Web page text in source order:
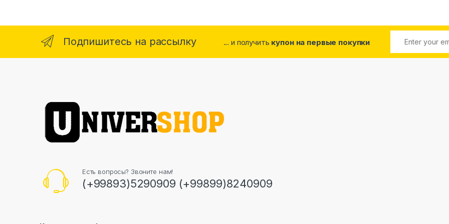
Подпишитесь на рассылку ... и получить купон на первые покупки
Есть вопросы? Звоните нам!
(+99893)5290909 (+99899)8240909